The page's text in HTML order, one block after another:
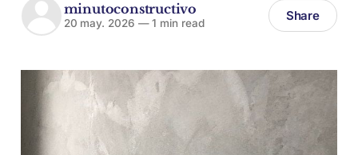
minutoconstructivo
20 may. 2026 —1 min read Share